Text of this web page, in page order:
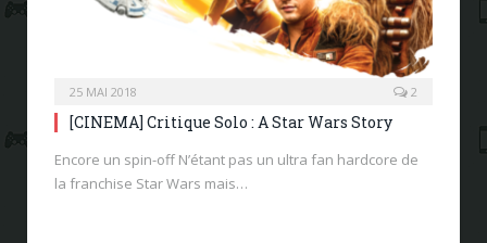
25 MAI 2018 2
[CINEMA] Critique Solo : A Star Wars Story
Encore un spin-off N’étant pas un ultra fan hardcore de
la franchise Star Wars mais…